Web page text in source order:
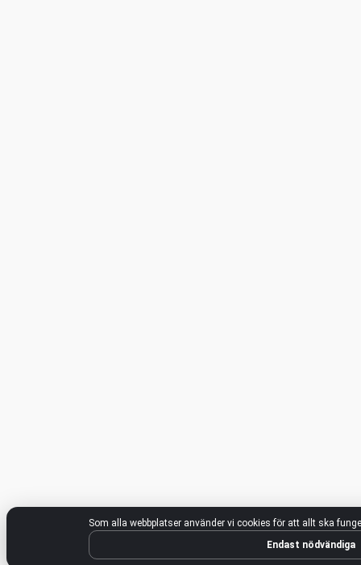
Som alla webbplatser använder vi cookies för att allt ska
Endast nödvändiga